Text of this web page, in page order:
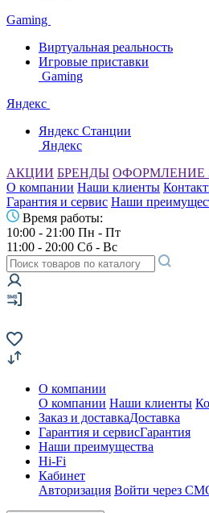
Gaming
Виртуальная реальность
Игровые приставки
Gaming
Яндекс
Яндекс Станции
Яндекс
АКЦИИ БРЕНДЫ ОФОРМЛЕНИЕ
О компании Наши клиенты
Гарантия и сервис Наши
Время работы:
10:00 - 21:00 Пн - Пт
11:00 - 20:00 Сб - Вс
О компании
О компании Наши клиенты
Заказ и доставкаДоставка
Гарантия и сервисГарантия
Наши преимущества
Hi-Fi
Кабинет
Авторизация Войти через